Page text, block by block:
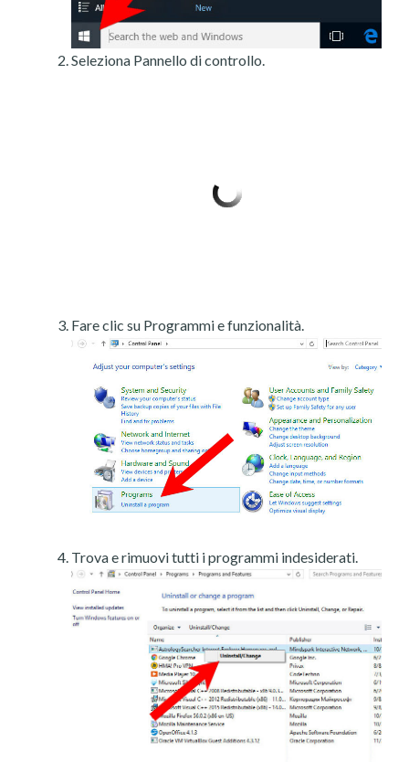
Seleziona Pannello di controllo.
Fare clic su Programmi e funzionalità.
Trova e rimuovi tutti i programmi indesiderati.